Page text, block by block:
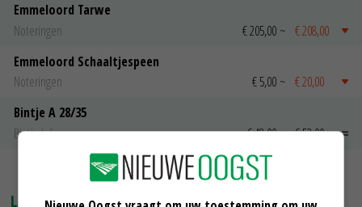
Emmeloord Tarwe
Noteringen
€ 205,00 ~ € 208,00
Emmeloord Schaaltjespeen
Noteringen
€ 5,00 ~ € 20,00
Bintje A 28/35
Bintje Info
€ 48,00~ € 52,00
MEER MARKTPRIJZEN
LAATSTE NIEUWS